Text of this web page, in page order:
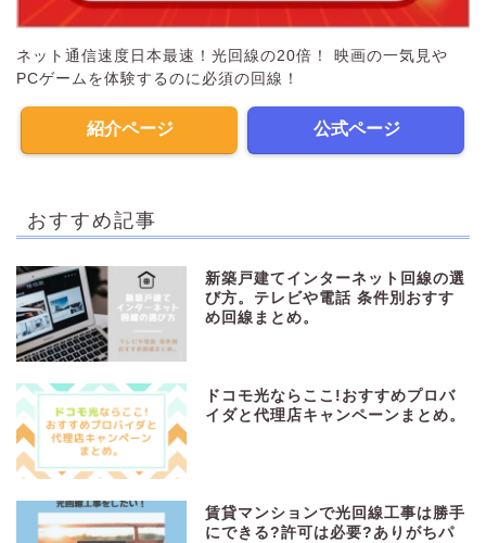
ネット通信速度日本最速！光回線の20倍！ 映画の一気見や
PCゲームを体験するのに必須の回線！
紹介ページ 公式ページ
おすすめ記事
新築戸建てインターネット回線の選
び方。テレビや電話 条件別おすす
め回線まとめ。
ドコモ光ならここ!おすすめプロバ
イダと代理店キャンペーンまとめ。
賃貸マンションで光回線工事は勝手
にできる?許可は必要?ありがちパ